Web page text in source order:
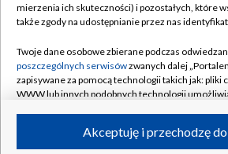
Naziemna Telewizja Cyfrowa
Rada Programowa
System NOS
Informacje o nadawcy
Program dla prasy
Pomoc
Kontakt
Kanały
mierzenia ich skuteczności) i pozostałych, które
także zgody na udostępnianie przez nas
Twoje dane osobowe zbierane podczas
poszczególnych serwisówzwanych dalej
zapisywane za pomocą technologii takich jak: pliki
WWW lub innych podobnych technologii
ruchu w Internecie.Akceptuję i przechodzę